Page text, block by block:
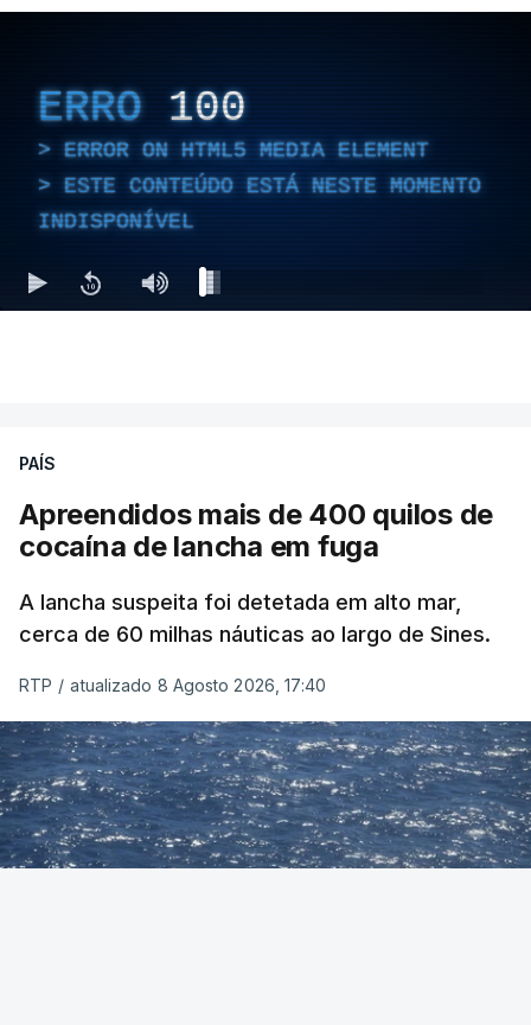
ERRO 100
ERROR ON HTML5 MEDIA ELEMENT
ESTE CONTEÚDO ESTÁ NESTE MOMENTO
INDISPONÍVEL
PAÍS
Apreendidos mais de 400 quilos de
cocaína de lancha em fuga
A lancha suspeita foi detetada em alto mar,
cerca de 60 milhas náuticas ao largo de Sines.
RTP / atualizado 8 Agosto 2026, 17:40